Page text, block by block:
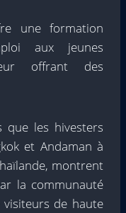
une formation
aux jeunes
offrant des
que les hivesters
et Andaman à
montrent
la communauté
de haute